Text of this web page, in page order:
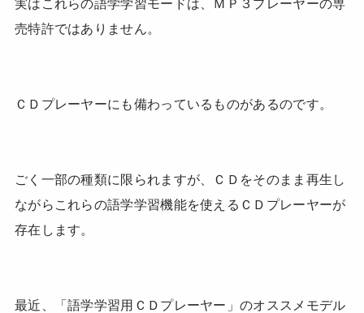
実はこれらの語学学習モードは、ＭＰ３プレーヤーの専
売特許ではありません。
ＣＤプレーヤーにも備わっているものがあるのです。
ごく一部の種類に限られますが、ＣＤをそのまま再生し
ながらこれらの語学学習機能を使えるＣＤプレーヤーが
存在します。
最近、「語学学習用ＣＤプレーヤー」のオススメモデル